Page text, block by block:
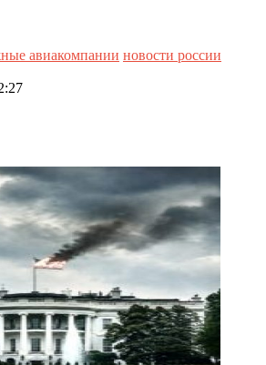
авиакомпании новости россии